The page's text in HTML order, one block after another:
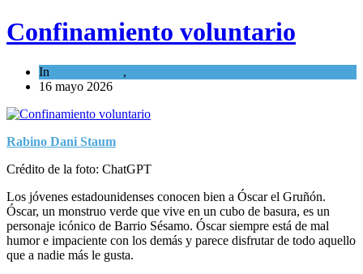
Confinamiento voluntario
In ,
16 mayo 2026
Rabino Dani Staum
Crédito de la foto: ChatGPT
Los jóvenes estadounidenses conocen bien a Óscar el Gruñón.
Óscar, un monstruo verde que vive en un cubo de basura, es un
personaje icónico de Barrio Sésamo. Óscar siempre está de mal
humor e impaciente con los demás y parece disfrutar de todo aquello
que a nadie más le gusta.